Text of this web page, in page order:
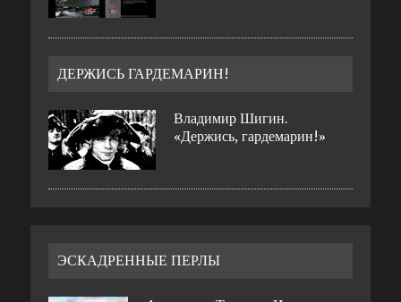
ДЕРЖИСЬ ГАРДЕМАРИН!
Владимир Шигин.
«Держись, гардемарин!»
ЭСКАДРЕННЫЕ ПЕРЛЫ